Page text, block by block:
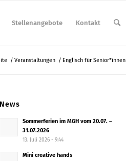
Stellenangebote Kontakt
/ Veranstaltungen / Englisch für Senior*innen
News
Sommerferien im MGH vom 20.07. –
31.07.2026
13. Juli 2026 - 9:44
Mini creative hands